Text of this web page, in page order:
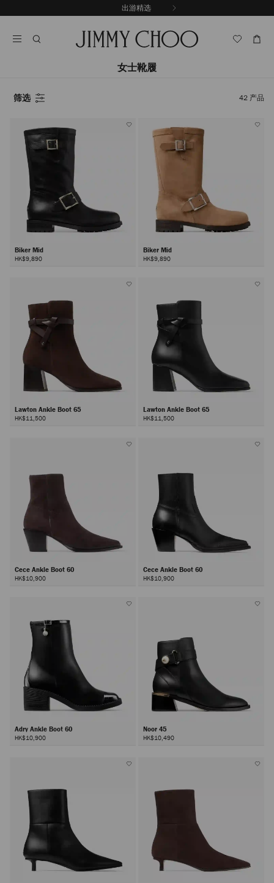
至
出游精选
女士靴履
筛选 42 产品
Biker Mid
HK$9,890
Biker Mid
HK$9,890
Lawton Ankle Boot 65
HK$11,500
Lawton Ankle Boot 65
HK$11,500
Cece Ankle Boot 60
HK$10,900
Cece Ankle Boot 60
HK$10,900
Adry Ankle Boot 60
HK$10,900
Noor 45
HK$10,490